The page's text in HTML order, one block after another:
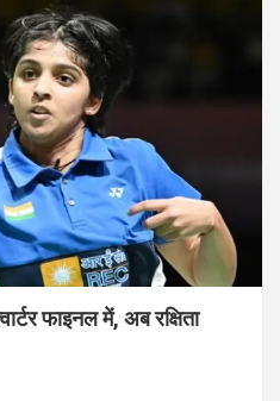
फाइनल में, अब रक्षिता